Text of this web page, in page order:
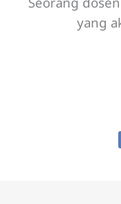
yang